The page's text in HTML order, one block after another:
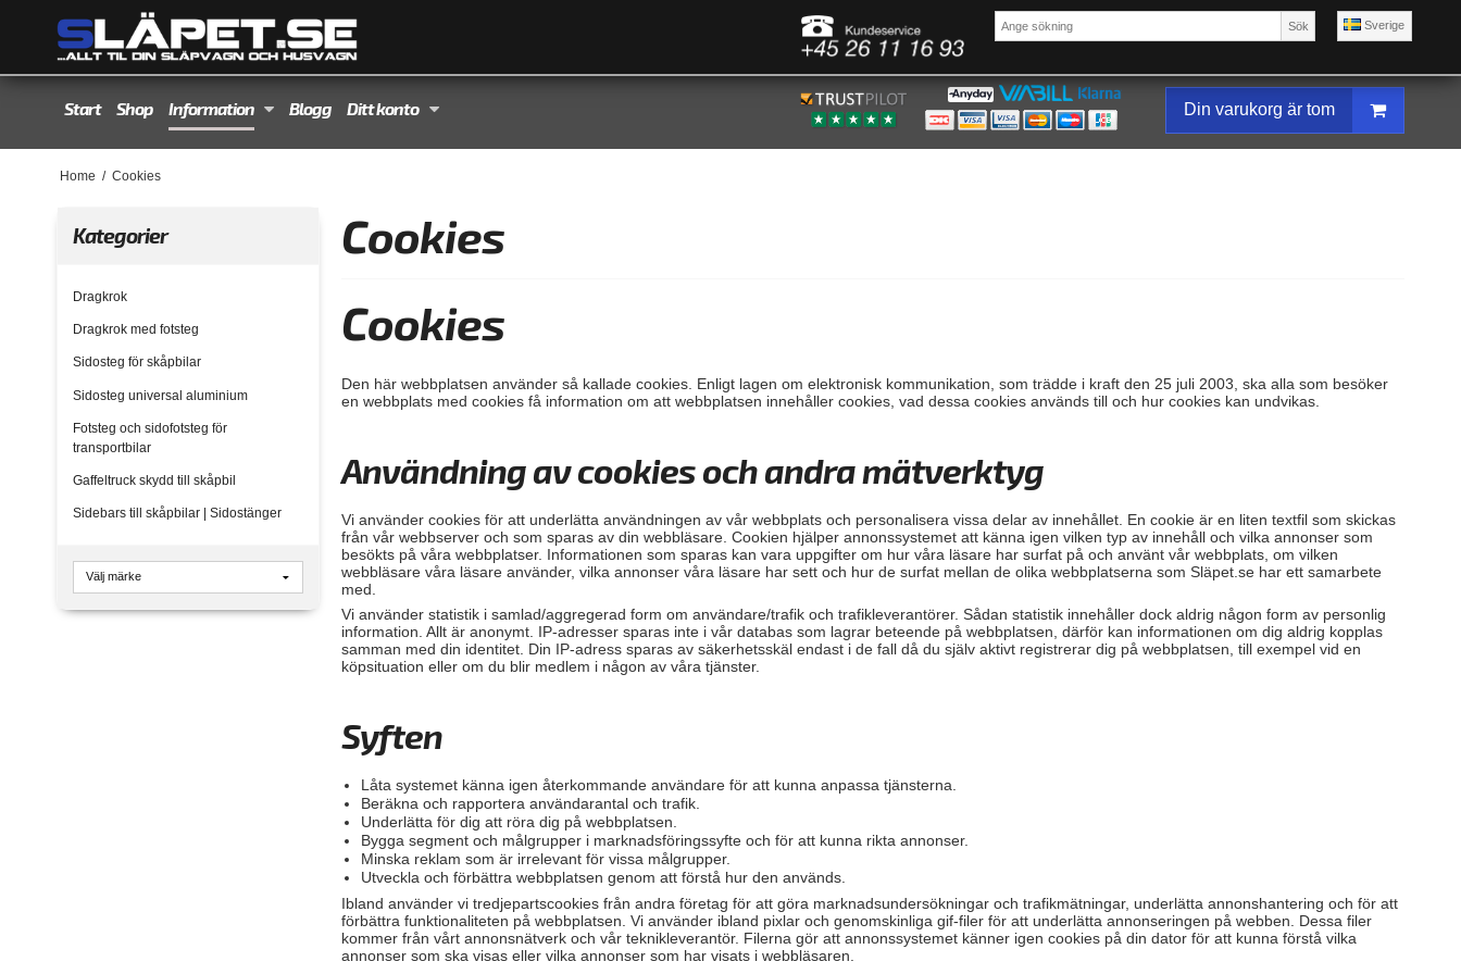
Sverige
Sök
Start Shop Information Blogg Ditt konto Din varukorg är tom
Home / Cookies
Kategorier
Dragkrok
Dragkrok med fotsteg
Sidosteg för skåpbilar
Sidosteg universal aluminium
Fotsteg och sidofotsteg för
transportbilar
Gaffeltruck skydd till skåpbil
Sidebars till skåpbilar | Sidostänger
Cookies
Cookies
Den här webbplatsen använder så kallade cookies. Enligt lagen om elektronisk kommunikation, som trädde i kraft den 25 juli 2003, ska alla som besöker
en webbplats med cookies få information om att webbplatsen innehåller cookies, vad dessa cookies används till och hur cookies kan undvikas.
Användning av cookies och andra mätverktyg
Vi använder cookies för att underlätta användningen av vår webbplats och personalisera vissa delar av innehållet. En cookie är en liten textfil som skickas
från vår webbserver och som sparas av din webbläsare. Cookien hjälper annonssystemet att känna igen vilken typ av innehåll och vilka annonser som
besökts på våra webbplatser. Informationen som sparas kan vara uppgifter om hur våra läsare har surfat på och använt vår webbplats, om vilken
webbläsare våra läsare använder, vilka annonser våra läsare har sett och hur de surfat mellan de olika webbplatserna som Släpet.se har ett samarbete
med.
Vi använder statistik i samlad/aggregerad form om användare/trafik och trafikleverantörer. Sådan statistik innehåller dock aldrig någon form av personlig
information. Allt är anonymt. IP-adresser sparas inte i vår databas som lagrar beteende på webbplatsen, därför kan informationen om dig aldrig kopplas
samman med din identitet. Din IP-adress sparas av säkerhetsskäl endast i de fall då du själv aktivt registrerar dig på webbplatsen, till exempel vid en
köpsituation eller om du blir medlem i någon av våra tjänster.
Syften
Låta systemet känna igen återkommande användare för att kunna anpassa tjänsterna.
Beräkna och rapportera användarantal och trafik.
Underlätta för dig att röra dig på webbplatsen.
Bygga segment och målgrupper i marknadsföringssyfte och för att kunna rikta annonser.
Minska reklam som är irrelevant för vissa målgrupper.
Utveckla och förbättra webbplatsen genom att förstå hur den används.
Ibland använder vi tredjepartscookies från andra företag för att göra marknadsundersökningar och trafikmätningar, underlätta annonshantering och för att
förbättra funktionaliteten på webbplatsen. Vi använder ibland pixlar och genomskinliga gif-filer för att underlätta annonseringen på webben. Dessa filer
kommer från vårt annonsnätverk och vår teknikleverantör. Filerna gör att annonssystemet känner igen cookies på din dator för att kunna förstå vilka
annonser som ska visas eller vilka annonser som har visats i webbläsaren.